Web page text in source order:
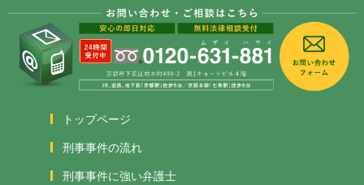
トップページ
刑事事件の流れ
刑事事件に強い弁護士